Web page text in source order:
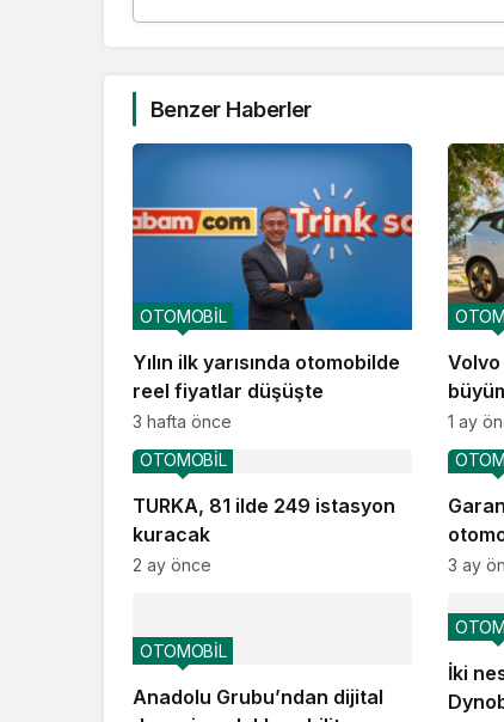
Benzer Haberler
Yılın ilk yarısında otomobilde
reel fiyatlar düşüşte
OTOMOBİL
3 hafta önce 1 ay
TURKA, 81 ilde 249 istasyon
kuracak
OTOMOBİL
2 ay önce
güçlü
3 ay
Anadolu Grubu’ndan dijital
OTOMOBİL
İki